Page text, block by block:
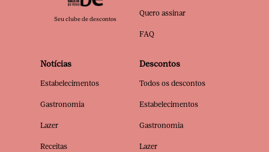
Seu clube de descontos
Quero assinar
FAQ
Notícias
Estabelecimentos
Gastronomia
Lazer
Receitas
Descontos
Todos os descontos
Estabelecimentos
Gastronomia
Lazer